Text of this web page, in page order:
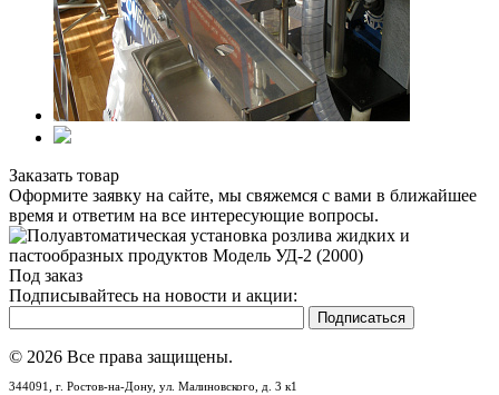
Заказать товар
Оформите заявку на сайте, мы свяжемся с вами в ближайшее
время и ответим на все интересующие вопросы.
Под заказ
Подписывайтесь на новости и акции:
© 2026 Все права защищены.
344091, г. Ростов-на-Дону, ул. Малиновского, д. 3 к1